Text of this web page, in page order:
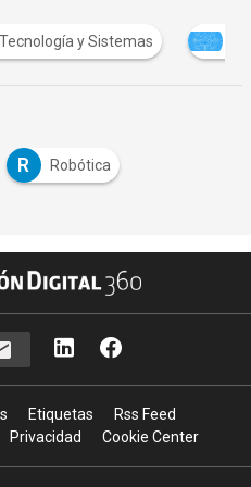
Transformación digital
R Robótica
Etiquetas
Rss Feed
Privacidad Cookie Center